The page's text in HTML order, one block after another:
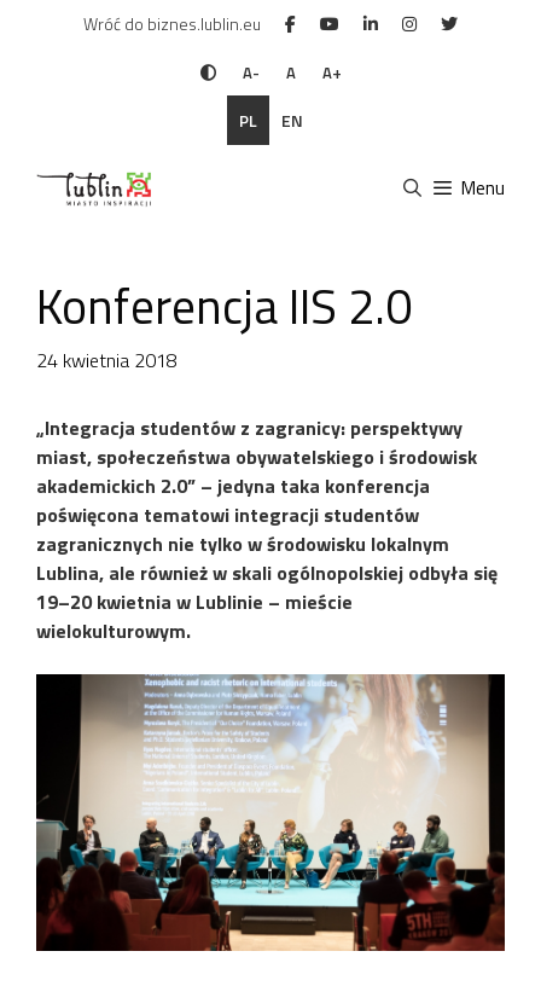
Wróć do biznes.lublin.eu
A- A A+
PL EN
Menu
Konferencja IIS 2.0
24 kwietnia 2018
„Integracja studentów z zagranicy: perspektywy
miast, społeczeństwa obywatelskiego i środowisk
akademickich 2.0” – jedyna taka konferencja
poświęcona tematowi integracji studentów
zagranicznych nie tylko w środowisku lokalnym
Lublina, ale również w skali ogólnopolskiej odbyła się
19–20 kwietnia w Lublinie – mieście
wielokulturowym.